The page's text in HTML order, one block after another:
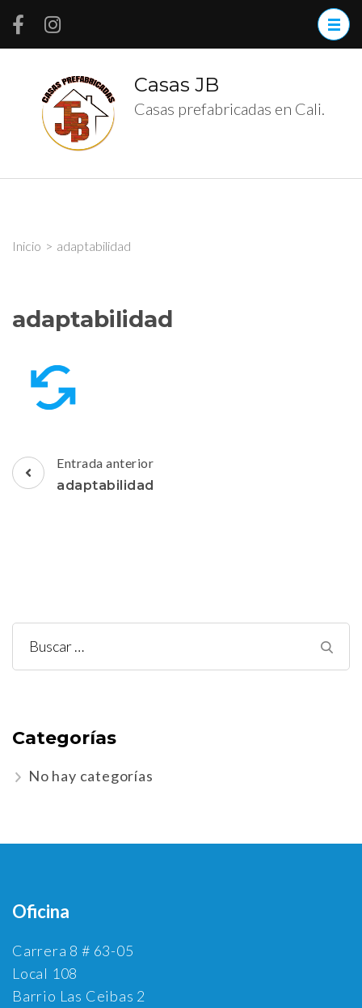
Saltar
(presiona
Casas JB
Casas prefabricadas en Cali.
Inicio > adaptabilidad
adaptabilidad
Navegación
de
Entrada anterior
adaptabilidad
Buscar:
Categorías
No hay categorías
Oficina
Carrera 8 # 63-05
Local 108
Barrio Las Ceibas 2